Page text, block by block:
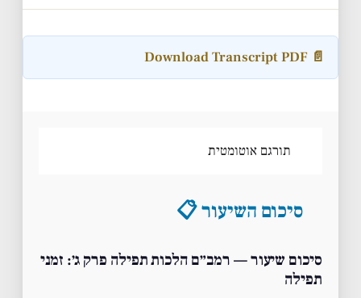
📄 Download Transcript PDF
תורגם אוטומטית
סיכום השיעור 📋
סיכום שיעור — רמב״ם הלכות תפילה פרק ג׳: זמני
תפילה